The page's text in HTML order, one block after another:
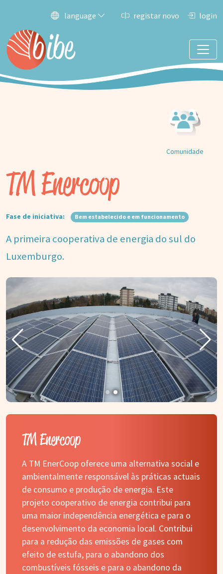
language registar novo login
Comunidade
TM Enercoop
Fase de iniciativa: Bem estabelecido e em funcionamento
A primeira cooperativa de energia do sul do
Luxemburgo.
TM Enercoop
A TM EnerCoop oferece uma alternativa social e
ambientalmente responsável às práticas actuais
de consumo e produção de energia. Este
projeto cooperativo de energia contribui para
uma maior independência energética e para o
desenvolvimento da economia local. Contribui
para a redução das emissões de gases com
efeito de estufa, para o abandono dos
combustíveis fósseis e para o abandono da